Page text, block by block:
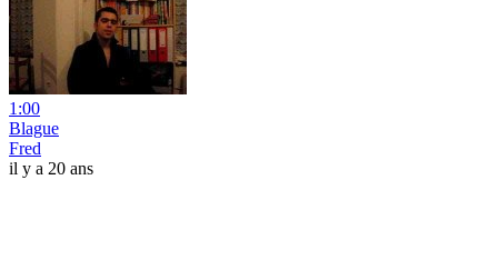
1:00
Blague
Fred
il y a 20 ans